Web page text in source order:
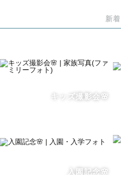
和装から洋装まで、様々な撮
当日の挙式撮影、披露宴撮影
振袖、七五三等着付けもでき
新着
キッズ撮影会🌸
入園記念🌸